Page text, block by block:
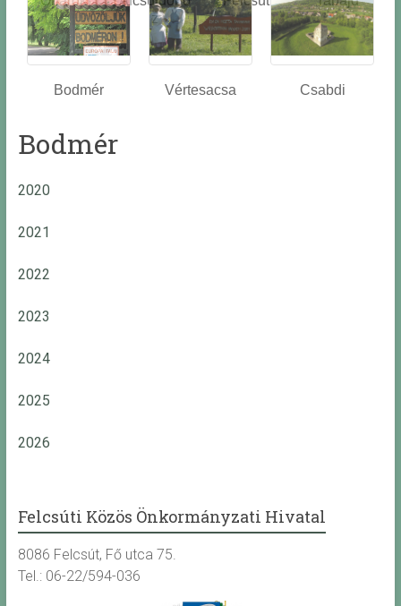
z
Bodmér Vértesacsa Csabdi
Bodmér
2020
2021
2022
2023
2024
2025
2026
Felcsúti Közös Önkormányzati Hivatal
8086 Felcsút, Fő utca 75.
Tel.: 06-22/594-036